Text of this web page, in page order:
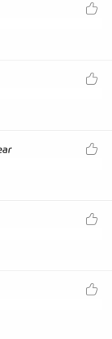




